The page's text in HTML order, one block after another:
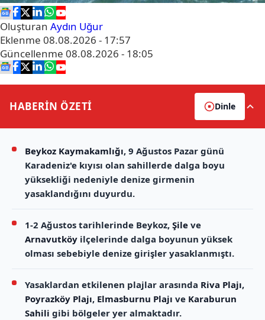
Oluşturan Aydın Uğur
Eklenme 08.08.2026 - 17:57
Güncellenme 08.08.2026 - 18:05
HABERİN ÖZETİ Dinle
Beykoz Kaymakamlığı, 9 Ağustos Pazar günü
Karadeniz'e kıyısı olan sahillerde dalga boyu
yüksekliği nedeniyle denize girmenin
yasaklandığını duyurdu.
1-2 Ağustos tarihlerinde Beykoz, Şile ve
Arnavutköy ilçelerinde dalga boyunun yüksek
olması sebebiyle denize girişler yasaklanmıştı.
Yasaklardan etkilenen plajlar arasında Riva Plajı,
Poyrazköy Plajı, Elmasburnu Plajı ve Karaburun
Sahili gibi bölgeler yer almaktadır.